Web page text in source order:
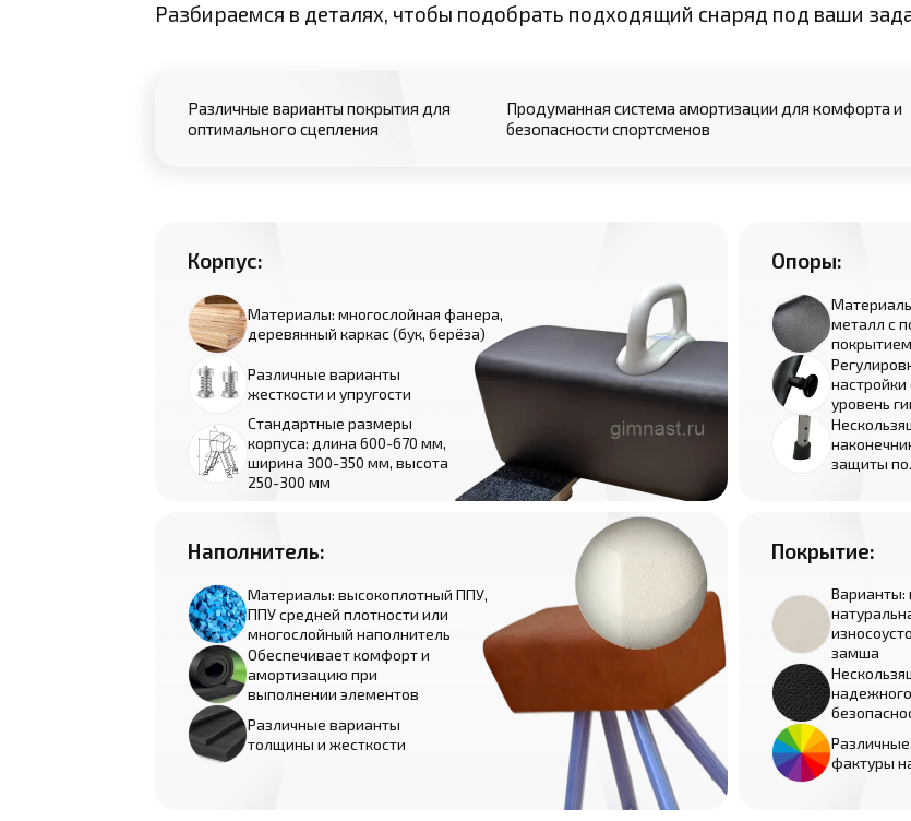
Разбираемся в деталях, чтобы подобрать подходящий снаряд под ваши
Различные варианты покрытия для
оптимального сцепления
Продуманная система амортизации для комфорта и
безопасности спортсменов
Корпус:
Материалы: многослойная фанера,
деревянный каркас (бук, берёза)
Различные варианты
жесткости и упругости
Стандартные размеры
корпуса: длина 600-670 мм,
ширина 300-350 мм, высота
250-300 мм
Опоры:
металл с
настройки
уровень
защиты
Наполнитель:
Материалы: высокоплотный ППУ,
ППУ средней плотности или
многослойный наполнитель
Обеспечивает комфорт и
амортизацию при
выполнении элементов
Различные варианты
толщины и жесткости
Покрытие:
Варианты:
замша
фактуры